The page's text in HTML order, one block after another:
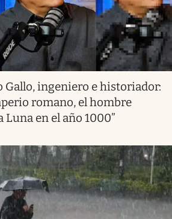
Gallo, ingeniero e historiador:
romano, el hombre
Luna en el año 1000”